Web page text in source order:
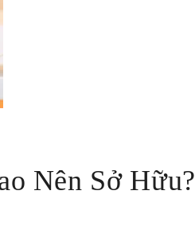
Nên Sở Hữu?